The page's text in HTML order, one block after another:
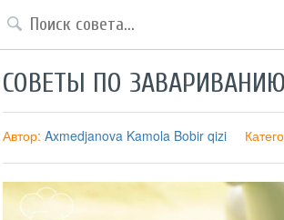
СОВЕТЫ ПО
Автор: Axmedjanova Kamola Bobir qizi